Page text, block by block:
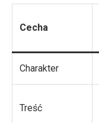
Cecha
Charakter
Treść